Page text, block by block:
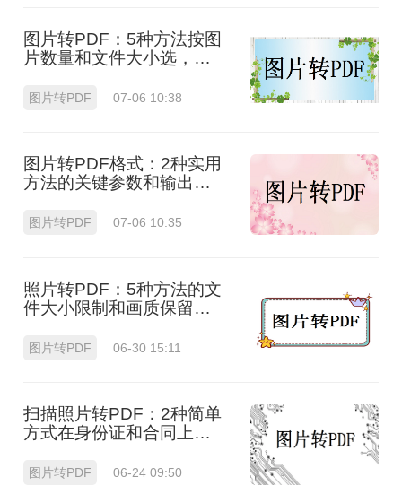
图片转PDF：5种方法按图
片数量和文件大小选，大
图片转PDF 07-06 10:38
图片转PDF格式：2种实用
方法的关键参数和输出质
图片转PDF 07-06 10:35
照片转PDF：5种方法的文
件大小限制和画质保留实
图片转PDF 06-30 15:11
扫描照片转PDF：2种简单
方式在身份证和合同上的
图片转PDF 06-24 09:50